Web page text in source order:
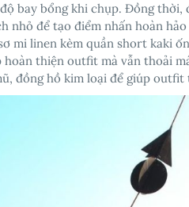
bay bổng khi chụp. Đồng
nhỏ để tạo điểm nhấn hoàn
mi linen kèm quần short kaki
hoàn thiện outfit mà vẫn thoải
đồng hồ kim loại để giúp outfit